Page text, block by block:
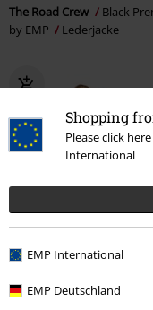
Shopping
Please click
International
EMP International
EMP Deutschland
The Road Crew
Black
by EMP
Lederjacke